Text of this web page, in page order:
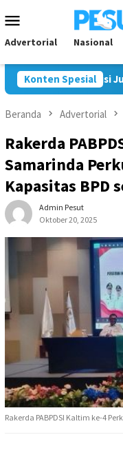
ke
kontenMobile
Advertorial Nasional
Konten Spesial
FC Bawa Misi Juara di
Beranda Advertorial
Rakerda
Samarinda
Kapasitas BPD
Admin Pesut
Oktober 20, 2025
Rakerda PABPDSI Kaltim ke-4